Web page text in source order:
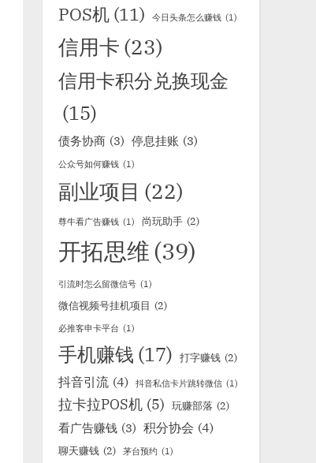
POS机 (11) 今日头条怎么赚钱 (1)
信用卡 (23)
信用卡积分兑换现金
(15)
债务协商 (3) 停息挂账 (3)
公众号如何赚钱 (1)
副业项目 (22)
尊牛看广告赚钱 (1) 尚玩助手 (2)
开拓思维 (39)
引流时怎么留微信号 (1)
微信视频号挂机项目 (2)
必推客申卡平台 (1)
手机赚钱 (17) 打字赚钱 (2)
抖音引流 (4) 抖音私信卡片跳转微信 (1)
拉卡拉POS机 (5) 玩赚部落 (2)
看广告赚钱 (3) 积分协会 (4)
聊天赚钱 (2) 茅台预约 (1)